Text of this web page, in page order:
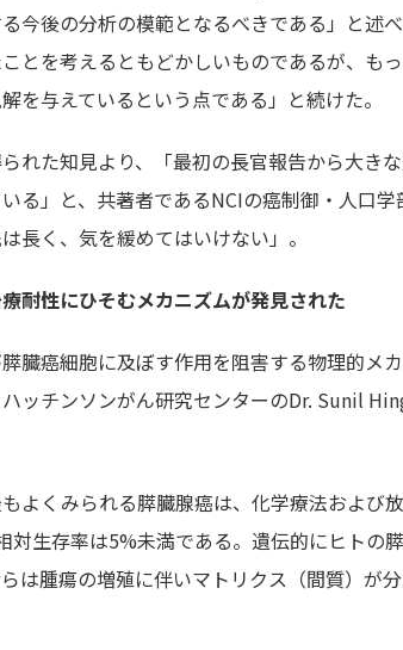
今後の分析の模範となるべきである」と述
とを考えるともどかしいものであるが、も
を与えているという点である」と続けた。
れた知見より、「最初の長官報告から大き
る」と、共著者であるNCIの癌制御・人口
長く、気を緩めてはいけない」。
耐性にひそむメカニズムが発見された
臓癌細胞に及ぼす作用を阻害する物理的メ
ッチンソンがん研究センターのDr. Sunil
よくみられる膵臓腺癌は、化学療法および
対生存率は5%未満である。遺伝的にヒトの
は腫瘍の増殖に伴いマトリクス（間質）が